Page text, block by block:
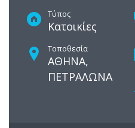
Τύπος
Κατοικίες
Τοποθεσία
ΑΘΗΝΑ,
ΠΕΤΡΑΛΩΝΑ